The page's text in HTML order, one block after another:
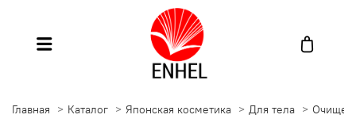
Главная Каталог Японская косметика Для тела